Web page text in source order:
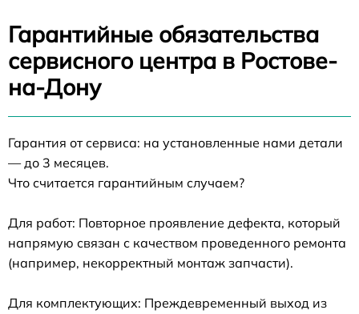
Гарантийные обязательства
сервисного центра в Ростове-
на-Дону
Гарантия от сервиса: на установленные нами детали
— до 3 месяцев.
Что считается гарантийным случаем?
Для работ: Повторное проявление дефекта, который
напрямую связан с качеством проведенного ремонта
(например, некорректный монтаж запчасти).
Для комплектующих: Преждевременный выход из